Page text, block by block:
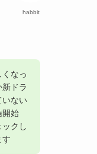
habbit
なっ
ドラ
いない
開始
クし
す